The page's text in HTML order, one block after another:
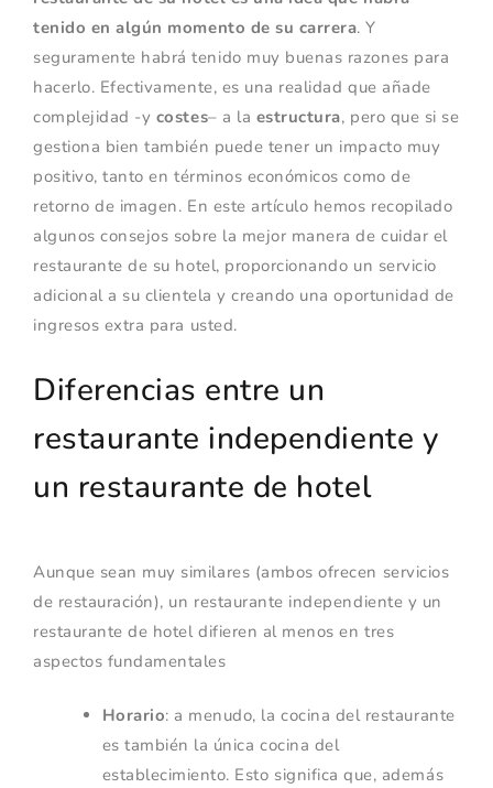
tenido en algún momento de su carrera. Y
seguramente habrá tenido muy buenas razones para
hacerlo. Efectivamente, es una realidad que añade
complejidad -y costes– a la estructura, pero que si se
gestiona bien también puede tener un impacto muy
positivo, tanto en términos económicos como de
retorno de imagen. En este artículo hemos recopilado
algunos consejos sobre la mejor manera de cuidar el
restaurante de su hotel, proporcionando un servicio
adicional a su clientela y creando una oportunidad de
ingresos extra para usted.
Diferencias entre un
restaurante independiente y
un restaurante de hotel
Aunque sean muy similares (ambos ofrecen servicios
de restauración), un restaurante independiente y un
restaurante de hotel difieren al menos en tres
aspectos fundamentales
Horario: a menudo, la cocina del restaurante
es también la única cocina del
establecimiento. Esto significa que, además